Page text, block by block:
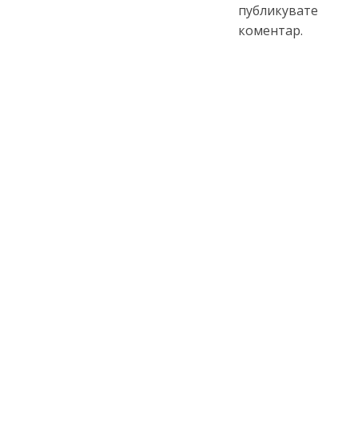
публикувате
коментар.